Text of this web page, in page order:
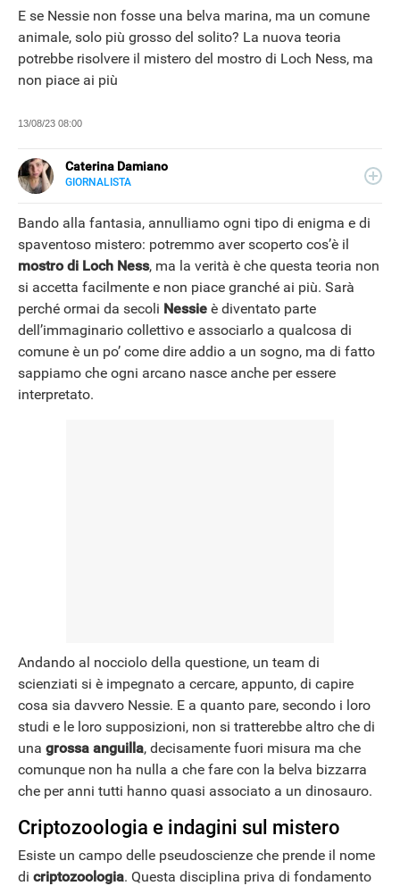
NEWS
E se Nessie non fosse una belva marina, ma un comune
animale, solo più grosso del solito? La nuova teoria
potrebbe risolvere il mistero del mostro di Loch Ness, ma
non piace ai più
13/08/23 08:00
Caterina Damiano
GIORNALISTA
LINKEDIN
scrive e ottimizza i contenuti per i motori di ricerca. Dal
2022 collabora con Libero Tecnologia per la sezione
Scienza.
Bando alla fantasia, annulliamo ogni tipo di enigma e di
spaventoso mistero: potremmo aver scoperto cos’è il
mostro di Loch Ness, ma la verità è che questa teoria non
si accetta facilmente e non piace granché ai più. Sarà
perché ormai da secoli Nessie è diventato parte
dell’immaginario collettivo e associarlo a qualcosa di
comune è un po’ come dire addio a un sogno, ma di fatto
sappiamo che ogni arcano nasce anche per essere
interpretato.
Andando al nocciolo della questione, un team di
scienziati si è impegnato a cercare, appunto, di capire
cosa sia davvero Nessie. E a quanto pare, secondo i loro
studi e le loro supposizioni, non si tratterebbe altro che di
una grossa anguilla, decisamente fuori misura ma che
comunque non ha nulla a che fare con la belva bizzarra
che per anni tutti hanno quasi associato a un dinosauro.
Criptozoologia e indagini sul mistero
Esiste un campo delle pseudoscienze che prende il nome
di criptozoologia. Questa disciplina priva di fondamento